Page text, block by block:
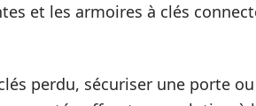
et les armoires à clés
perdu, sécuriser une porte